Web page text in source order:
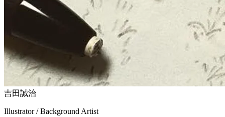
吉田誠治
Illustrator / Background Artist